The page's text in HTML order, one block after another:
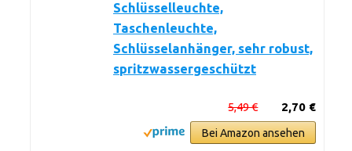
Schlüsselleuchte,
Taschenleuchte,
Schlüsselanhänger, sehr robust,
spritzwassergeschützt
2,70 €
5,49 €
Bei Amazon ansehen